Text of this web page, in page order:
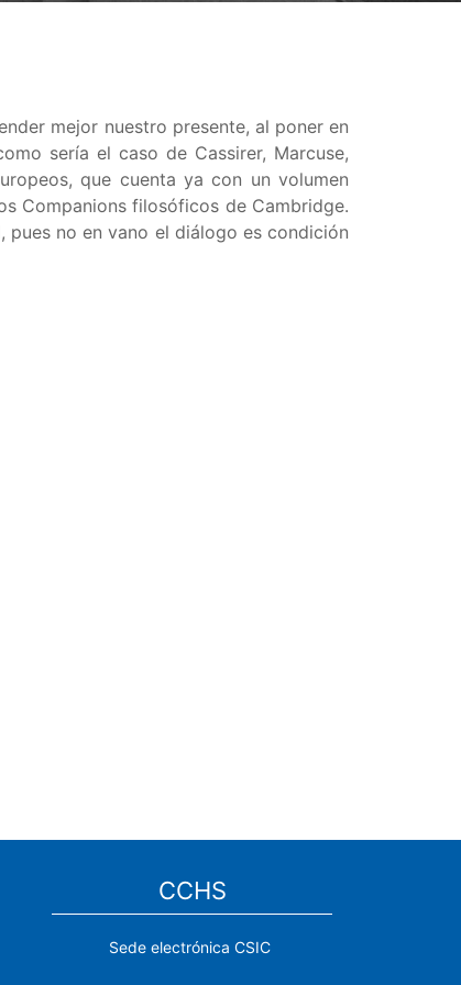
mejor nuestro presente, al poner en
sería el caso de Cassirer, Marcuse,
que cuenta ya con un volumen
Companions filosóficos de Cambridge.
no en vano el diálogo es condición
CCHS
Sede electrónica CSIC